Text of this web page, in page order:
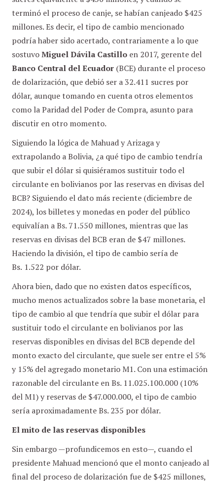
terminó el proceso de canje, se habían canjeado $425
millones. Es decir, el tipo de cambio mencionado
podría haber sido acertado, contrariamente a lo que
sostuvoMiguel Dávila Castillo en 2017, gerente del
Banco Central del Ecuador (BCE) durante el proceso
de dolarización, que debió ser a 32.411 sucres por
dólar, aunque tomando en cuenta otros elementos
como la Paridad del Poder de Compra, asunto para
discutir en otro momento.
Siguiendo la lógica de Mahuad y Arizaga y
extrapolando a Bolivia, ¿a qué tipo de cambio tendría
que subir el dólar si quisiéramos sustituir todo el
circulante en bolivianos por las reservas en divisas del
BCB? Siguiendo el dato más reciente (diciembre de
2024), losbilletes y monedas en poder del público
equivalían a Bs. 71.550 millones, mientras que las
reservas en divisas del BCB eran de $47 millones.
Haciendo la división, el tipo de cambio sería de
Bs. 1.522 por dólar.
Ahora bien, dado que no existen datos específicos,
mucho menos actualizados sobre la base monetaria, el
tipo de cambio al que tendría que subir el dólar para
sustituir todo el circulante en bolivianos por las
reservas disponibles en divisas del BCB depende del
monto exacto del circulante, que suele ser entre el 5%
y 15% del agregado monetario M1. Con una estimación
razonable del circulante en Bs. 11.025.100.000 (10%
del M1) y reservas de $47.000.000, el tipo de cambio
sería aproximadamente Bs. 235 por dólar.
El mito de las reservas disponibles
Sin embargo —profundicemos en esto—, cuando el
presidente Mahuad mencionó que el monto canjeado al
final del proceso de dolarización fue de $425 millones,